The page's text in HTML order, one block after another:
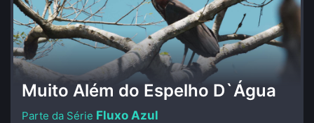
Muito Além do Espelho D`Água
Fluxo Azul